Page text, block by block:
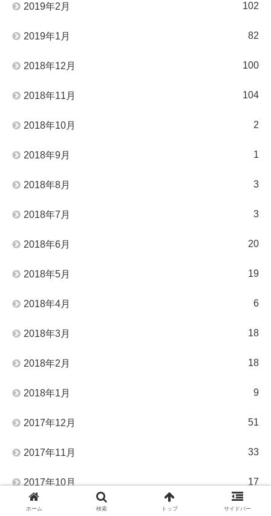
2019年2月 102
2019年1月 82
2018年12月 100
2018年11月 104
2018年10月 2
2018年9月 1
2018年8月 3
2018年7月 3
2018年6月 20
2018年5月 19
2018年4月 6
2018年3月 18
2018年2月 18
2018年1月 9
2017年12月 51
2017年11月 33
2017年10月 17
2017年9月 37
ホーム 検索 トップ サイドバー